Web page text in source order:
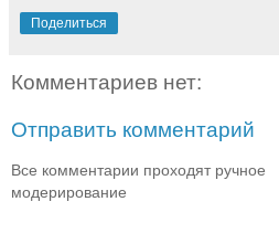
Поделиться
Комментариев нет:
Отправить комментарий
Все комментарии проходят ручное
модерирование